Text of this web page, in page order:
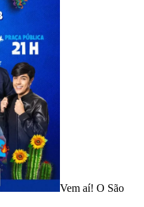
Vem aí! O São